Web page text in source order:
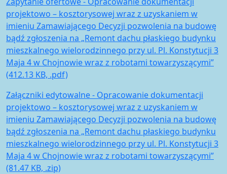
projektowo – kosztorysowej wraz z uzyskaniem w
imieniu Zamawiającego Decyzji pozwolenia na budowę
bądź zgłoszenia na „Remont dachu płaskiego budynku
mieszkalnego wielorodzinnego przy ul. Pl. Konstytucji 3
Maja 4 w Chojnowie wraz z robotami towarzyszącymi”
(412.13 KB, .pdf)
Załączniki edytowalne - Opracowanie dokumentacji
projektowo – kosztorysowej wraz z uzyskaniem w
imieniu Zamawiającego Decyzji pozwolenia na budowę
bądź zgłoszenia na „Remont dachu płaskiego budynku
mieszkalnego wielorodzinnego przy ul. Pl. Konstytucji 3
Maja 4 w Chojnowie wraz z robotami towarzyszącymi”
(81.47 KB, .zip)